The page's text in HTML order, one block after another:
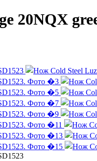
20NQX